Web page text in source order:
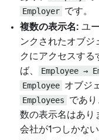
Employer です。
複数の表示名: ユ
ンクされたオブジ
クにアクセスする
ば、
Employee →
Employee オブジ
Employees
であり
数の表示名はあり
会社が1つしかない